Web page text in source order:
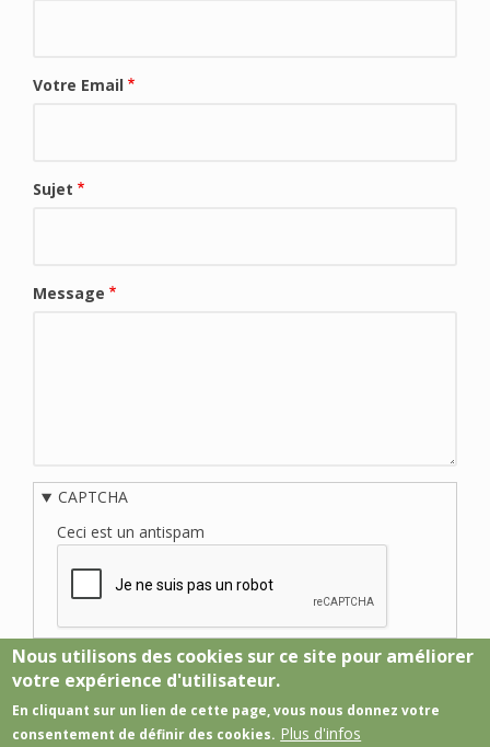
Votre Email
Sujet
Message
CAPTCHA
Ceci est un antispam
Nous utilisons des cookies sur ce site pour améliorer
votre expérience d'utilisateur.
En cliquant sur un lien de cette page, vous nous donnez votre
consentement de définir des cookies. Plus d'infos